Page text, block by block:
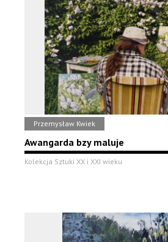
Przemysław Kwiek
Awangarda bzy maluje
Kolekcja Sztuki XX i XXI wieku